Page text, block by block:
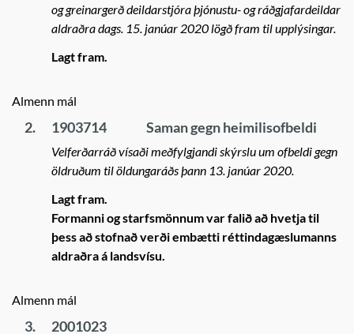
og greinargerð deildarstjóra þjónustu- og ráðgjafardeildar
aldraðra dags. 15. janúar 2020 lögð fram til upplýsingar.
Lagt fram.
Almenn mál
2. 1903714 Saman gegn heimilisofbeldi
Velferðarráð vísaði meðfylgjandi skýrslu um ofbeldi gegn
öldruðum til öldungaráðs þann 13. janúar 2020.
Lagt fram.
Formanni og starfsmönnum var falið að hvetja til
þess að stofnað verði embætti réttindagæslumanns
aldraðra á landsvísu.
Almenn mál
3.
2001023